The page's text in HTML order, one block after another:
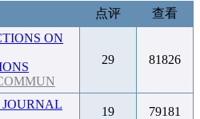
点评 查看
ON
29 81826
JOURNAL
19 79181